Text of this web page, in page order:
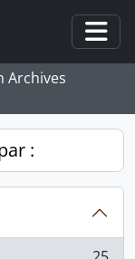
Archives
: